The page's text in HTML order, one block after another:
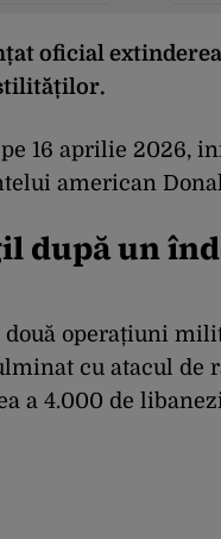
oficial
16 aprilie 2026,
american
după un
operațiuni
cu atacul de
a 4.000 de